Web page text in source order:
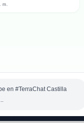
m.
en #TerraChat Castilla